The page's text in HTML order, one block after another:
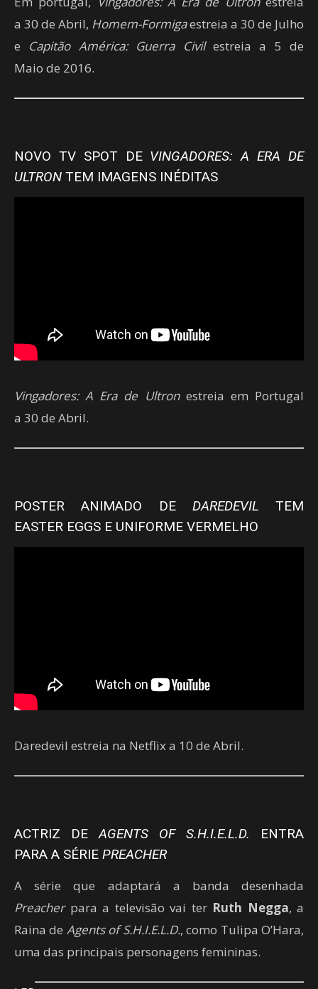
a 30 de Abril, Homem-Formigaestreia a 30 de Julho
e Capitão América: Guerra Civilestreia a 5 de
Maio de 2016.
NOVO TV SPOT DE VINGADORES: A ERA DE
ULTRON TEM IMAGENS INÉDITAS
Vingadores: A Era de Ultronestreia em Portugal
a 30 de Abril.
POSTER ANIMADO DE DAREDEVIL TEM
EASTER EGGS E UNIFORME VERMELHO
Daredevil estreia na Netflix a 10 de Abril.
ACTRIZ DE AGENTS OF S.H.I.E.L.D. ENTRA
PARA A SÉRIE PREACHER
A série que adaptará a banda desenhada
Preacher para a televisão vai ter Ruth Negga, a
Raina de Agents of S.H.I.E.L.D., como Tulipa O’Hara,
uma das principais personagens femininas.